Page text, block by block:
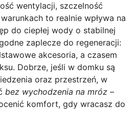
wentylacji, szczelność
to realnie wpływa na
do ciepłej wody o stabilnej
zaplecze do regeneracji:
akcesoria, a czasem
Dobrze, jeśli w domku są
oraz przestrzeń, w
bez wychodzenia na mróz –
komfort, gdy wracasz do